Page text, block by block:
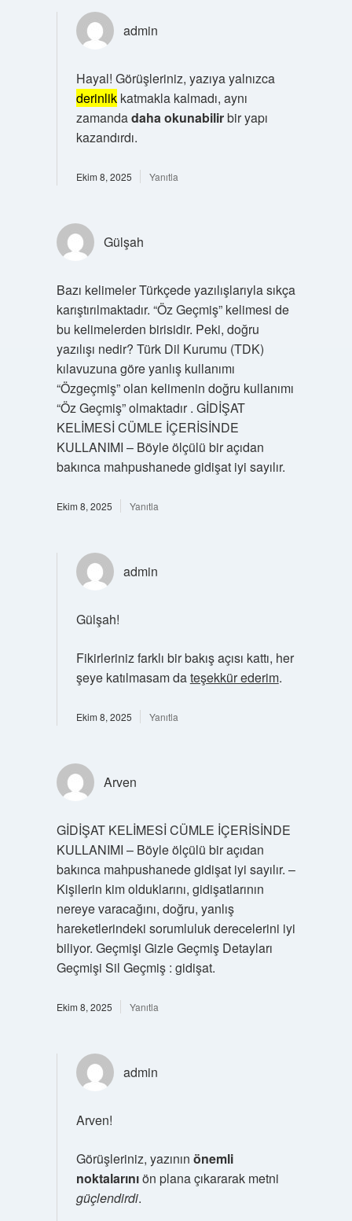
admin
Hayal! Görüşleriniz, yazıya yalnızca
derinlikkatmakla kalmadı, aynı
zamandadaha okunabilirbir yapı
kazandırdı.
Ekim 8, 2025 Yanıtla
Gülşah
Bazı kelimeler Türkçede yazılışlarıyla sıkça
karıştırılmaktadır. “Öz Geçmiş” kelimesi de
bu kelimelerden birisidir. Peki, doğru
yazılışı nedir? Türk Dil Kurumu (TDK)
kılavuzuna göre yanlış kullanımı
“Özgeçmiş” olan kelimenin doğru kullanımı
“Öz Geçmiş” olmaktadır . GİDİŞAT
KELİMESİ CÜMLE İÇERİSİNDE
KULLANIMI – Böyle ölçülü bir açıdan
bakınca mahpushanede gidişat iyi sayılır.
Ekim 8, 2025 Yanıtla
admin
Gülşah!
Fikirleriniz farklı bir bakış açısı kattı, her
şeye katılmasam dateşekkür ederim.
Ekim 8, 2025 Yanıtla
Arven
GİDİŞAT KELİMESİ CÜMLE İÇERİSİNDE
KULLANIMI – Böyle ölçülü bir açıdan
bakınca mahpushanede gidişat iyi sayılır. –
Kişilerin kim olduklarını, gidişatlarının
nereye varacağını, doğru, yanlış
hareketlerindeki sorumluluk derecelerini iyi
biliyor. Geçmişi Gizle Geçmiş Detayları
Geçmişi Sil Geçmiş : gidişat.
Ekim 8, 2025 Yanıtla
admin
Arven!
Görüşleriniz, yazının önemli
noktalarınıön plana çıkararak metni
güçlendirdi.